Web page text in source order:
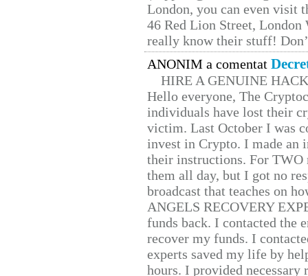
London, you can even visit
46 Red Lion Street, London
really know their stuff!
ANONIM a comentat
HIRE A GENUINE
Hello everyone, The
individuals have lost their
victim. Last October I was
invest in Crypto. I made
their instructions. For TWO
them all day, but I got no
broadcast that teaches on
ANGELS RECOVERY
funds back. I contacted the
recover my funds. I
experts saved my life by
hours. I provided